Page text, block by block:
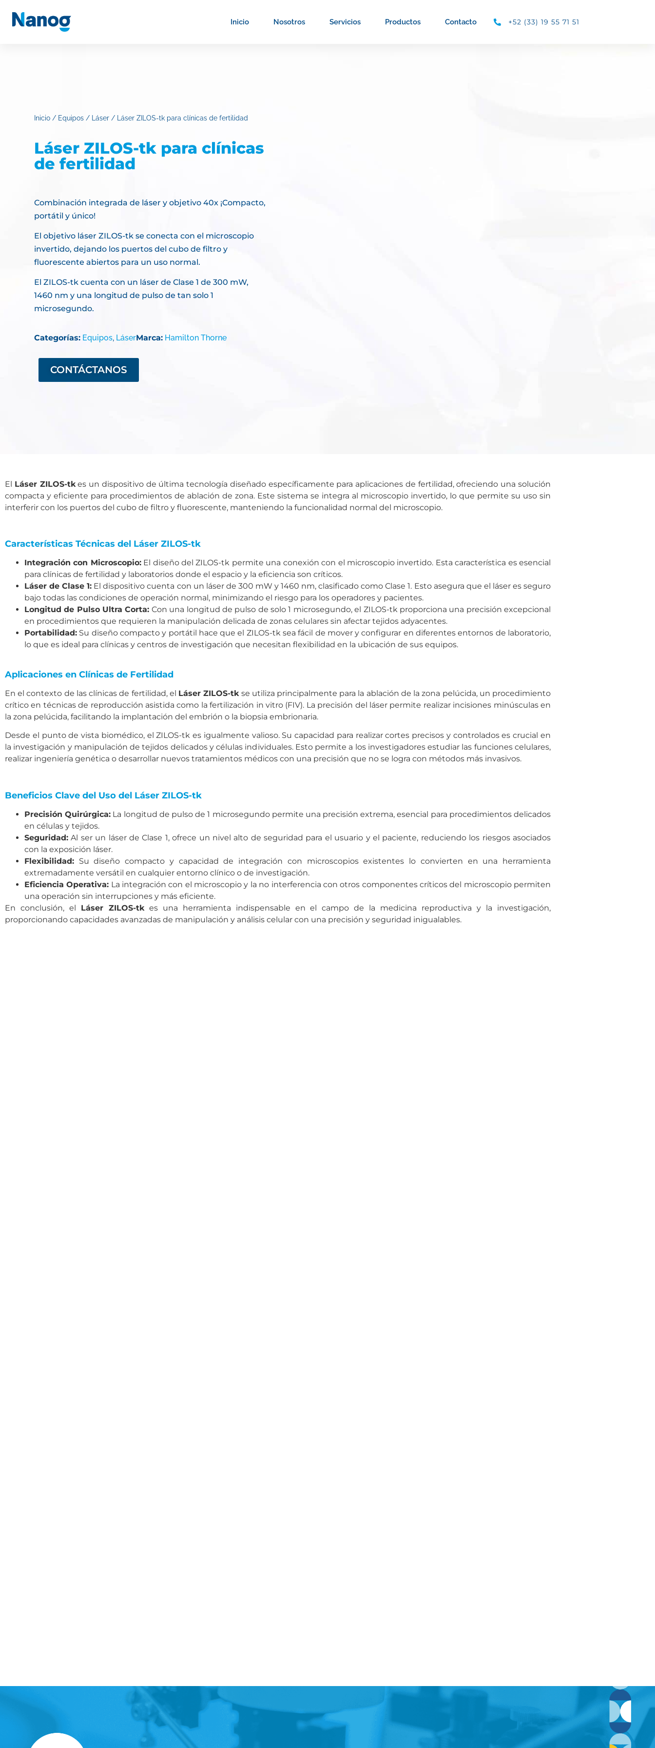
Inicio Nosotros Servicios Productos Contacto +52 (33) 19 55 71 51
Inicio / Equipos / Láser / Láser ZILOS-tk para clínicas de fertilidad
Láser ZILOS-tk para clínicas
de fertilidad
Combinación integrada de láser y objetivo 40x ¡Compacto,
portátil y único!
El objetivo láser ZILOS-tk se conecta con el microscopio
invertido, dejando los puertos del cubo de filtro y
fluorescente abiertos para un uso normal.
El ZILOS-tk cuenta con un láser de Clase 1 de 300 mW,
1460 nm y una longitud de pulso de tan solo 1
microsegundo.
Categorías: Equipos, LáserMarca: Hamilton Thorne
CONTÁCTANOS
El Láser ZILOS-tkes un dispositivo de última tecnología diseñado específicamente para aplicaciones de fertilidad, ofreciendo una solución
compacta y eficiente para procedimientos de ablación de zona. Este sistema se integra al microscopio invertido, lo que permite su uso sin
interferir con los puertos del cubo de filtro y fluorescente, manteniendo la funcionalidad normal del microscopio.
Características Técnicas del Láser ZILOS-tk
Integración con Microscopio:El diseño del ZILOS-tk permite una conexión con el microscopio invertido. Esta característica es esencial
para clínicas de fertilidad y laboratorios donde el espacio y la eficiencia son críticos.
Láser de Clase 1: El dispositivo cuenta con un láser de 300 mW y 1460 nm, clasificado como Clase 1. Esto asegura que el láser es seguro
bajo todas las condiciones de operación normal, minimizando el riesgo para los operadores y pacientes.
Longitud de Pulso Ultra Corta: Con una longitud de pulso de solo 1 microsegundo, el ZILOS-tk proporciona una precisión excepcional
en procedimientos que requieren la manipulación delicada de zonas celulares sin afectar tejidos adyacentes.
Portabilidad: Su diseño compacto y portátil hace que el ZILOS-tk sea fácil de mover y configurar en diferentes entornos de laboratorio,
lo que es ideal para clínicas y centros de investigación que necesitan flexibilidad en la ubicación de sus equipos.
Aplicaciones en Clínicas de Fertilidad
En el contexto de las clínicas de fertilidad, el Láser ZILOS-tk se utiliza principalmente para la ablación de la zona pelúcida, un procedimiento
crítico en técnicas de reproducción asistida como la fertilización in vitro (FIV). La precisión del láser permite realizar incisiones minúsculas en
la zona pelúcida, facilitando la implantación del embrión o la biopsia embrionaria.
Desde el punto de vista biomédico, el ZILOS-tk es igualmente valioso. Su capacidad para realizar cortes precisos y controlados es crucial en
la investigación y manipulación de tejidos delicados y células individuales. Esto permite a los investigadores estudiar las funciones celulares,
realizar ingeniería genética o desarrollar nuevos tratamientos médicos con una precisión que no se logra con métodos más invasivos.
Beneficios Clave del Uso del Láser ZILOS-tk
Precisión Quirúrgica: La longitud de pulso de 1 microsegundo permite una precisión extrema, esencial para procedimientos delicados
en células y tejidos.
Seguridad: Al ser un láser de Clase 1, ofrece un nivel alto de seguridad para el usuario y el paciente, reduciendo los riesgos asociados
con la exposición láser.
Flexibilidad: Su diseño compacto y capacidad de integración con microscopios existentes lo convierten en una herramienta
extremadamente versátil en cualquier entorno clínico o de investigación.
Eficiencia Operativa: La integración con el microscopio y la no interferencia con otros componentes críticos del microscopio permiten
una operación sin interrupciones y más eficiente.
En conclusión, el Láser ZILOS-tkes una herramienta indispensable en el campo de la medicina reproductiva y la investigación,
proporcionando capacidades avanzadas de manipulación y análisis celular con una precisión y seguridad inigualables.